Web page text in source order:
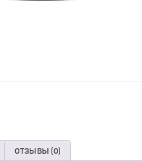
ОТЗЫВЫ (0)